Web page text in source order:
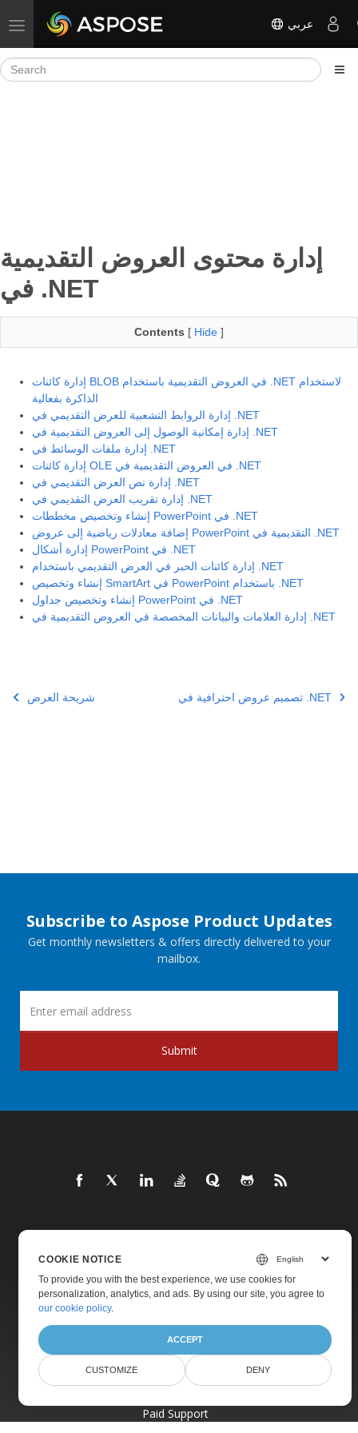
Toggle navigation عربي
إدارة محتوى العروض التقديمية
في .NET
Contents [ Hide ]
إدارة كائنات BLOB في العروض التقديمية باستخدام .NET لاستخدام
الذاكرة بفعالية
إدارة الروابط التشعبية للعرض التقديمي في .NET
إدارة إمكانية الوصول إلى العروض التقديمية في .NET
إدارة ملفات الوسائط في .NET
إدارة كائنات OLE في العروض التقديمية في .NET
إدارة نص العرض التقديمي في .NET
إدارة تقريب العرض التقديمي في .NET
إنشاء وتخصيص مخططات PowerPoint في .NET
إضافة معادلات رياضية إلى عروض PowerPoint التقديمية في .NET
إدارة أشكال PowerPoint في .NET
إدارة كائنات الحبر في العرض التقديمي باستخدام .NET
إنشاء وتخصيص SmartArt في PowerPoint باستخدام .NET
إنشاء وتخصيص جداول PowerPoint في .NET
إدارة العلامات والبيانات المخصصة في العروض التقديمية في .NET
شريحة العرض تصميم عروض احترافية في .NET
Subscribe to Aspose Product Updates
Get monthly newsletters & offers directly delivered to your
mailbox.
Submit
New Releases
Docs
Live Demos
Free Support
Paid Support
COOKIE NOTICE
To provide you with the best experience, we use cookies for
personalization, analytics, and ads. By using our site, you agree to
our cookie policy.
ACCEPT
CUSTOMIZE DENY